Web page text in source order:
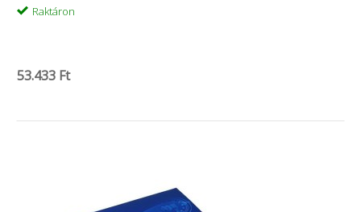
Raktáron
53.433 Ft